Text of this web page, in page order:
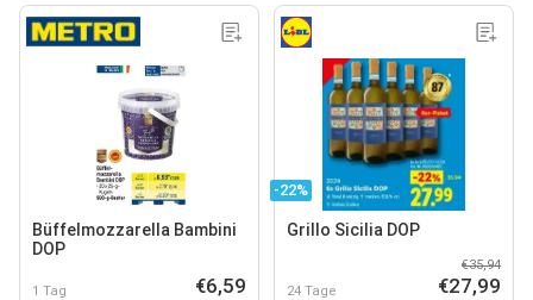
Büffelmozzarella Bambini
DOP
1 Tag €6,59
-22%
Grillo Sicilia DOP
24 Tage
€35,94
€27,99